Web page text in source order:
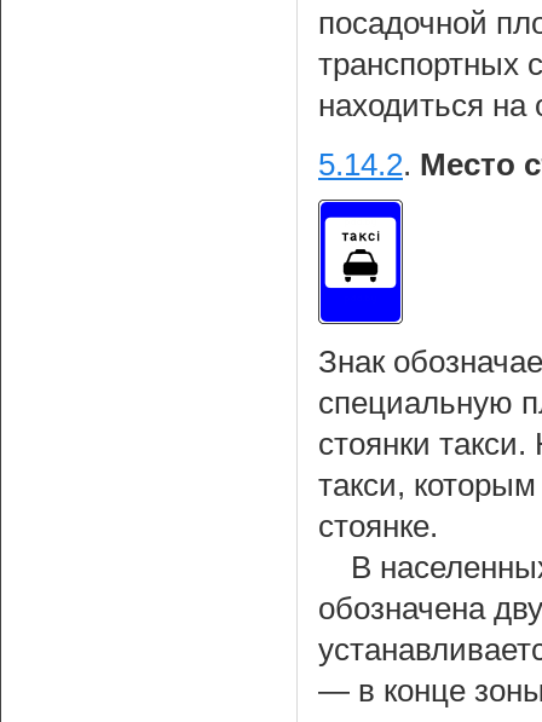
посадочной
транспортных
находиться на
5.14.2. Место
Знак
специальную
стоянки
такси,
стоянке.
В
обозначена
— в конце